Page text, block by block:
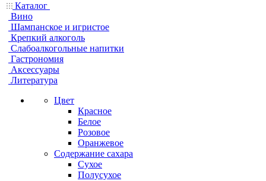
Каталог
Вино
Шампанское и игристое
Крепкий алкоголь
Слабоалкогольные напитки
Гастрономия
Аксессуары
Литература
Цвет
Красное
Белое
Розовое
Оранжевое
Содержание сахара
Сухое
Полусухое